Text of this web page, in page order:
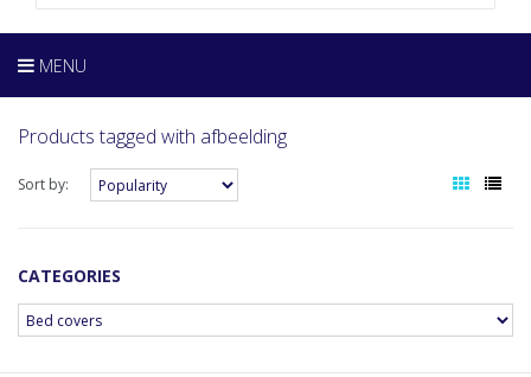
MENU
Products tagged with afbeelding
Sort by:
CATEGORIES